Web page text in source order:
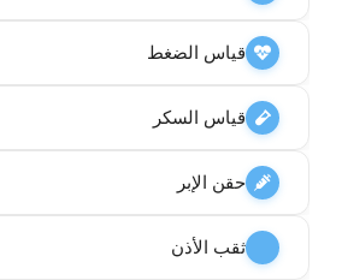
قياس الضغط
قياس السكر
حقن الإبر
ثقب الأذن